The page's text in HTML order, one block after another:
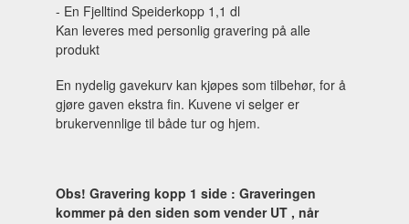
- En Fjelltind Speiderkopp 1,1 dl
Kan leveres med personlig gravering på alle
produkt
En nydelig gavekurv kan kjøpes som tilbehør, for å
gjøre gaven ekstra fin. Kuvene vi selger er
brukervennlige til både tur og hjem.
Obs! Gravering kopp 1 side : Graveringen
kommer på den siden som vender UT , når